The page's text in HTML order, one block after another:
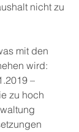
nicht zu
mit den
wird:
–
zu hoch